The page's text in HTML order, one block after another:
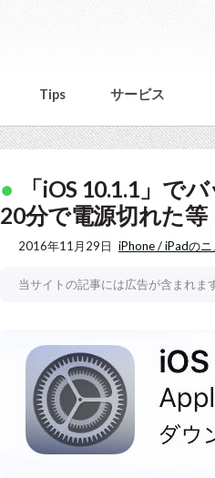
Tips サービス
「iOS 10.1.1」で
20分で電源切れた等
2016年11月29日 iPhone / iPadのニ
当サイトの記事には広告が含まれま